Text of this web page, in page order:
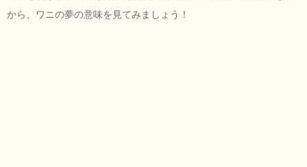
から、ワニの夢の意味を見てみましょう！